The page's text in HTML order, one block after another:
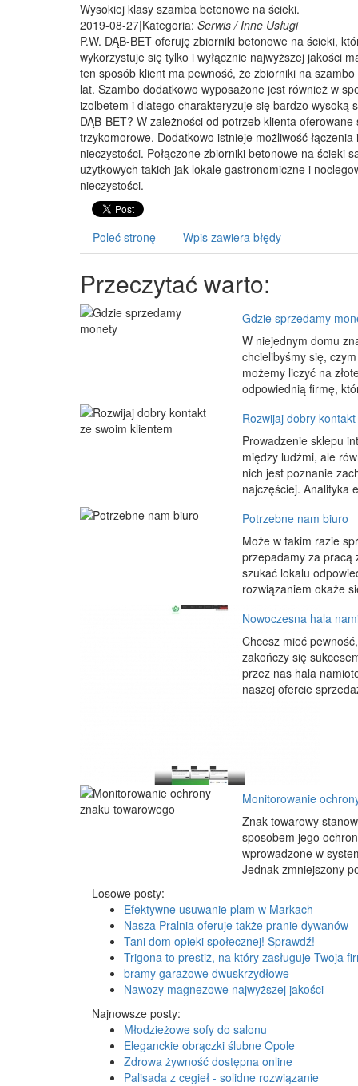
Wysokiej klasy szamba betonowe na ścieki.
2019-08-27|Kategoria: Serwis / Inne Usługi
P.W. DĄB-BET oferuję zbiorniki betonowe na ścieki,
wykorzystuje się tylko i wyłącznie najwyższej jakości
ten sposób klient ma pewność, że zbiorniki na
lat. Szambo dodatkowo wyposażone jest również w
izolbetem i dlatego charakteryzuje się bardzo wysoką
DĄB-BET? W zależności od potrzeb klienta
trzykomorowe. Dodatkowo istnieje możliwość
nieczystości. Połączone zbiorniki betonowe na ścieki
użytkowych takich jak lokale gastronomiczne i
nieczystości.
Poleć stronę Wpis zawiera błędy
Przeczytać warto:
Gdzie sprzedamy
W niejednym domu
chcielibyśmy się,
możemy liczyć na
odpowiednią firmę,
Rozwijaj dobry
Prowadzenie sklepu
między ludźmi, ale
nich jest poznanie
najczęściej. Analityka
Potrzebne nam biuro
Może w takim razie
przepadamy za pracą
szukać lokalu
rozwiązaniem okaże
Nowoczesna hala
Chcesz mieć
zakończy się
przez nas hala
naszej ofercie
Monitorowanie
Znak towarowy
sposobem jego
wprowadzone w
Jednak zmniejszony
Losowe posty:
Efektywne usuwanie plam w Markach
Nasza Pralnia oferuje także pranie dywanów
Tani dom opieki społecznej! Sprawdź!
Trigona to prestiż, na który zasługuje Twoja
bramy garażowe dwuskrzydłowe
Nawozy magnezowe najwyższej jakości
Najnowsze posty:
Młodzieżowe sofy do salonu
Eleganckie obrączki ślubne Opole
Zdrowa żywność dostępna online
Palisada z cegieł - solidne rozwiązanie